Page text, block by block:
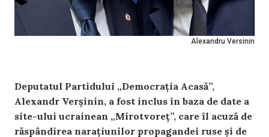
Alexandru Versinin
Deputatul Partidului „Democrația Acasă”,
Alexandr Verșinin, a fost inclus în baza de date a
site-ului ucrainean „Mirotvoreț”, care îl acuză de
răspândirea narațiunilor propagandei ruse și de